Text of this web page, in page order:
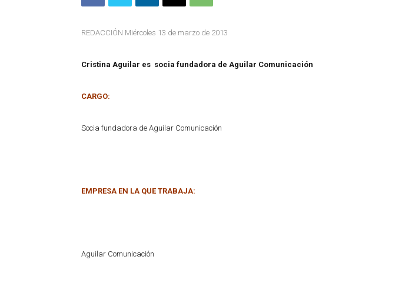
REDACCIÓN Miércoles 13 de marzo de 2013
Cristina Aguilar es socia fundadora de Aguilar Comunicación
CARGO:
Socia fundadora de Aguilar Comunicación
EMPRESA EN LA QUE TRABAJA:
Aguilar Comunicación